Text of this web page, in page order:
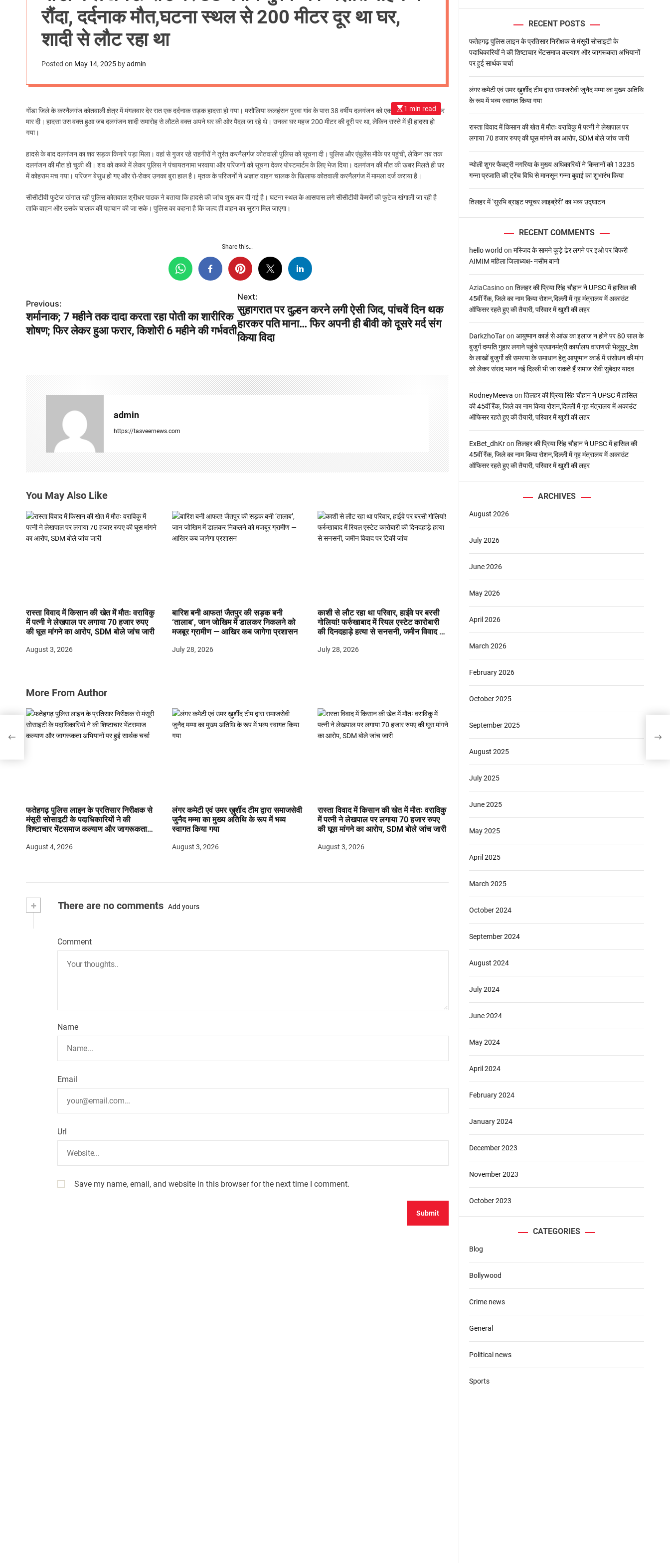
r
o
d
e
रौंदा, दर्दनाक मौत,घटना स्थल से 200 मीटर दूर था घर,
शादी से लौट रहा था
Posted on May 14, 2025 byadmin
1 min read
गोंडा जिले के करनैलगंज कोतवाली क्षेत्र में मंगलवार देर रात एक दर्दनाक सड़क हादसा हो गया। मसौलिया कलहंसन पुरवा गांव के पास 38 वर्षीय दलगंजन को एक अज्ञात वाहन ने टक्कर
मार दी। हादसा उस वक्त हुआ जब दलगंजन शादी समारोह से लौटते वक्त अपने घर की ओर पैदल जा रहे थे। उनका घर महज 200 मीटर की दूरी पर था, लेकिन रास्ते में ही हादसा हो
गया।
हादसे के बाद दलगंजन का शव सड़क किनारे पड़ा मिला। वहां से गुजर रहे राहगीरों ने तुरंत करनैलगंज कोतवाली पुलिस को सूचना दी। पुलिस और एंबुलेंस मौके पर पहुंची, लेकिन तब तक
दलगंजन की मौत हो चुकी थी। शव को कब्जे में लेकर पुलिस ने पंचायतनामा भरवाया और परिजनों को सूचना देकर पोस्टमार्टम के लिए भेज दिया। दलगंजन की मौत की खबर मिलते ही घर
में कोहराम मच गया। परिजन बेसुध हो गए और रो-रोकर उनका बुरा हाल है। मृतक के परिजनों ने अज्ञात वाहन चालक के खिलाफ कोतवाली करनैलगंज में मामला दर्ज कराया है।
सीसीटीवी फुटेज खंगाल रही पुलिस कोतवाल श्रीधर पाठक ने बताया कि हादसे की जांच शुरू कर दी गई है। घटना स्थल के आसपास लगे सीसीटीवी कैमरों की फुटेज खंगाली जा रही है
ताकि वाहन और उसके चालक की पहचान की जा सके। पुलिस का कहना है कि जल्द ही वाहन का सुराग मिल जाएगा।
Share this…
P
o
s
n
a
v
i
g
a
t
i
o
Previous:
शर्मानाक; 7 महीने तक दादा करता रहा पोती का शारीरिक
शोषण; फिर लेकर हुआ फरार, किशोरी 6 महीने की गर्भवती
Next:
सुहागरात पर दुल्हन करने लगी ऐसी जिद, पांचवें दिन थक
हारकर पति माना… फिर अपनी ही बीवी को दूसरे मर्द संग
किया विदा
admin
https://tasveernews.com
You May Also Like
रास्ता विवाद में किसान की खेत में मौतः वराविकु
में पत्नी ने लेखपाल पर लगाया 70 हजार रुपए
की घूस मांगने का आरोप, SDM बोले जांच जारी
August 3, 2026
बारिश बनी आफत! जैतपुर की सड़क बनी
‘तालाब’, जान जोखिम में डालकर निकलने को
मजबूर ग्रामीण — आखिर कब जागेगा प्रशासन
July 28, 2026
काशी से लौट रहा था परिवार, हाईवे पर बरसी
गोलियां! फर्रुखाबाद में रियल एस्टेट कारोबारी
की दिनदहाड़े हत्या से सनसनी, जमीन विवाद पर
July 28, 2026
More From Author
फतेहगढ़ पुलिस लाइन के प्रतिसार निरीक्षक से
मंसूरी सोसाइटी के पदाधिकारियों ने की
शिष्टाचार भेंटसमाज कल्याण और जागरूकता
August 4, 2026
लंगर कमेटी एवं उमर ख़ुर्शीद टीम द्वारा समाजसेवी
जुनैद मम्मा का मुख्य अतिथि के रूप में भव्य
स्वागत किया गया
August 3, 2026
रास्ता विवाद में किसान की खेत में मौतः वराविकु
में पत्नी ने लेखपाल पर लगाया 70 हजार रुपए
की घूस मांगने का आरोप, SDM बोले जांच जारी
August 3, 2026
+ There are no comments Add yours
Comment
Name
Email
Url
Save my name, email, and website in this browser for the next time I comment.
RECENT POSTS
फतेहगढ़ पुलिस लाइन के प्रतिसार निरीक्षक से मंसूरी सोसाइटी के
पदाधिकारियों ने की शिष्टाचार भेंटसमाज कल्याण और जागरूकता अभियानों
पर हुई सार्थक चर्चा
लंगर कमेटी एवं उमर ख़ुर्शीद टीम द्वारा समाजसेवी जुनैद मम्मा का मुख्य अतिथि
के रूप में भव्य स्वागत किया गया
रास्ता विवाद में किसान की खेत में मौतः वराविकु में पत्नी ने लेखपाल पर
लगाया 70 हजार रुपए की घूस मांगने का आरोप, SDM बोले जांच जारी
न्योली शुगर फैक्ट्री नगरिया के मुख्य अधिकारियों ने किसानों को 13235
गन्ना प्रजाति की ट्रेंच विधि से मानसून गन्ना बुवाई का शुभारंभ किया
तिलहर में ‘सुरभि ब्राइट फ्यूचर लाइब्रेरी’ का भव्य उद्घाटन
RECENT COMMENTS
hello world on मस्जिद के सामने कूड़े ढेर लगने पर इओ पर बिफरी
AIMIM महिला जिलाध्यक्ष- नसीम बानो
AziaCasinoon तिलहर की प्रिया सिंह चौहान ने UPSC में हासिल की
45वीं रैंक, जिले का नाम किया रोशन,दिल्ली में गृह मंत्रालय में अकाउंट
ऑफिसर रहते हुए की तैयारी, परिवार में खुशी की लहर
DarkzhoTaron आयुष्मान कार्ड से आंख का इलाज न होने पर 80 साल के
बुजुर्ग दम्पति गुहार लगाने पहुंचे प्रधानमंत्री कार्यालय वाराणसी भेलूपुर_देश
के लाखों बुजुर्गो की समस्या के समाधान हेतु आयुष्मान कार्ड में संसोधन की मांग
को लेकर संसद भवन नई दिल्ली भी जा सकते हैं समाज सेवी सुबेदार यादव
RodneyMeeva on तिलहर की प्रिया सिंह चौहान ने UPSC में हासिल
की 45वीं रैंक, जिले का नाम किया रोशन,दिल्ली में गृह मंत्रालय में अकाउंट
ऑफिसर रहते हुए की तैयारी, परिवार में खुशी की लहर
ExBet_dhKron तिलहर की प्रिया सिंह चौहान ने UPSC में हासिल की
45वीं रैंक, जिले का नाम किया रोशन,दिल्ली में गृह मंत्रालय में अकाउंट
ऑफिसर रहते हुए की तैयारी, परिवार में खुशी की लहर
ARCHIVES
August 2026
July 2026
June 2026
May 2026
April 2026
March 2026
February 2026
October 2025
September 2025
August 2025
July 2025
June 2025
May 2025
April 2025
March 2025
October 2024
September 2024
August 2024
July 2024
June 2024
May 2024
April 2024
February 2024
January 2024
December 2023
November 2023
October 2023
CATEGORIES
Blog
Bollywood
Crime news
General
Political news
Sports
थक
दूसरे